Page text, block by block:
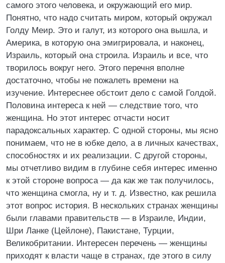
самого этого человека, и окружающий его мир.
Понятно, что надо считать миром, который окружал
Голду Меир. Это и галут, из которого она вышла, и
Америка, в которую она эмигрировала, и наконец,
Израиль, который она строила. Израиль и все, что
творилось вокруг него. Этого перечня вполне
достаточно, чтобы не пожалеть времени на
изучение. Интереснее обстоит дело с самой Голдой.
Половина интереса к ней — следствие того, что
женщина. Но этот интерес отчасти носит
парадоксальных характер. С одной стороны, мы ясно
понимаем, что не в юбке дело, а в личных качествах,
способностях и их реализации. С другой стороны,
мы отчетливо видим в глубине себя интерес именно
к этой стороне вопроса — да как же так получилось,
что женщина смогла, ну и т. д. Известно, как решила
этот вопрос история. В нескольких странах женщины
были главами правительств — в Израиле, Индии,
Шри Ланке (Цейлоне), Пакистане, Турции,
Великобритании. Интересен перечень — женщины
приходят к власти чаще в странах, где этого в силу